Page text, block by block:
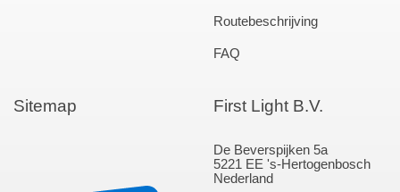
Routebeschrijving
FAQ
Sitemap First Light B.V.
De Beverspijken 5a
5221 EE 's-Hertogenbosch
Nederland